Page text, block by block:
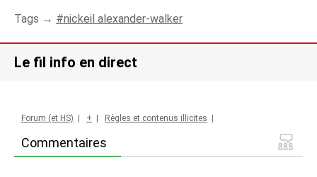
Tags → nickeil alexander-walker
Le fil info en direct
Commentaires
Forum (et HS) | + | Règles et contenus illicites |